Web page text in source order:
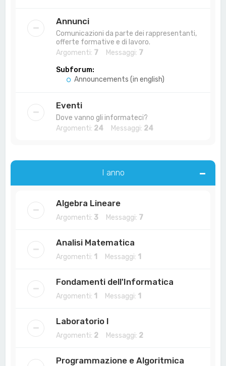
Annunci
Comunicazioni da parte dei rappresentanti,
offerte formative e di lavoro.
Argomenti: 7 Messaggi: 7
Subforum:
Announcements (in english)
Eventi
Dove vanno gli informateci?
Argomenti: 24 Messaggi: 24
I anno
Algebra Lineare
Argomenti: 3 Messaggi: 7
Analisi Matematica
Argomenti: 1 Messaggi: 1
Fondamenti dell'Informatica
Argomenti: 1 Messaggi: 1
Laboratorio I
Argomenti: 2 Messaggi: 2
Programmazione e Algoritmica